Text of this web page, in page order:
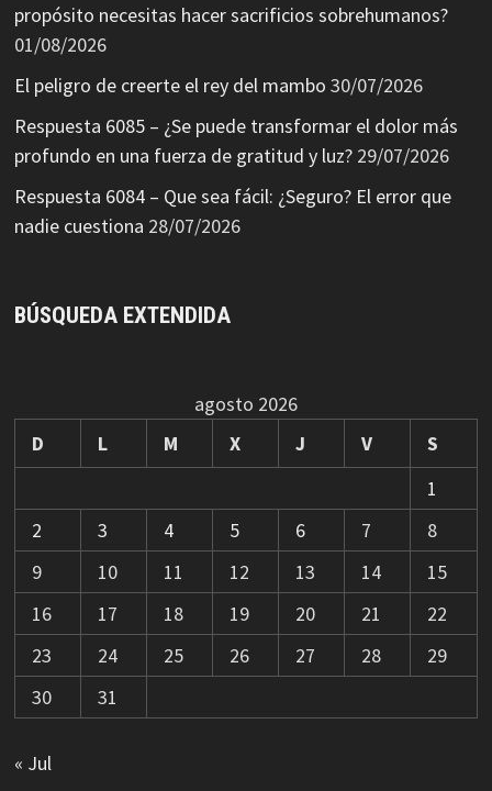
propósito necesitas hacer sacrificios sobrehumanos?
01/08/2026
El peligro de creerte el rey del mambo 30/07/2026
Respuesta 6085 – ¿Se puede transformar el dolor más
profundo en una fuerza de gratitud y luz? 29/07/2026
Respuesta 6084 – Que sea fácil: ¿Seguro? El error que
nadie cuestiona 28/07/2026
BÚSQUEDA EXTENDIDA
agosto 2026
D
L M X J V
S
1
2
3 4 5 6 7
8
9
10 11 12 13 14
15
16
17 18 19 20 21
22
23
24 25 26 27 28
29
30
31
« Jul